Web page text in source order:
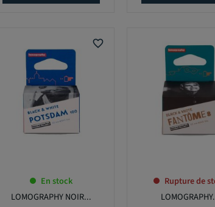
favorite_border
En stock
LOMOGRAPHY NOIR...
Rupture de